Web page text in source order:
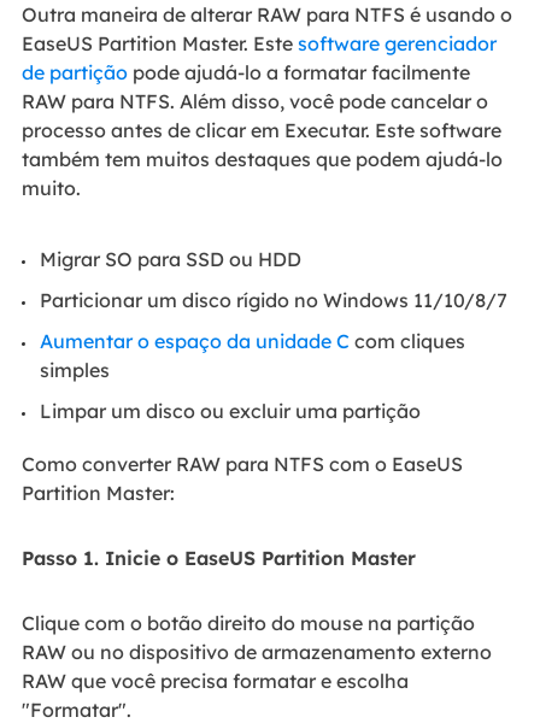
Outra maneira de alterar RAW para NTFS é usando o
EaseUS Partition Master. Este software gerenciador
de partiçãopode ajudá-lo a formatar facilmente
RAW para NTFS. Além disso, você pode cancelar o
processo antes de clicar em Executar. Este software
também tem muitos destaques que podem ajudá-lo
muito.
Migrar SO para SSD ou HDD
Particionar um disco rígido no Windows 11/10/8/7
Aumentar o espaço da unidade C com cliques
simples
Limpar um disco ou excluir uma partição
Como converter RAW para NTFS com o EaseUS
Partition Master:
Passo 1. Inicie o EaseUS Partition Master
Clique com o botão direito do mouse na partição
RAW ou no dispositivo de armazenamento externo
RAW que você precisa formatar e escolha
"Formatar".